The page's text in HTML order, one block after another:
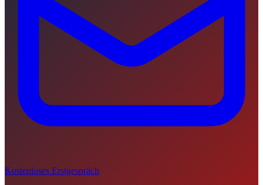
Kostenloses Erstgespräch